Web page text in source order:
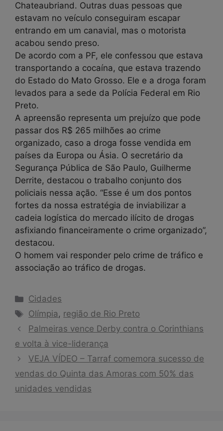
Chateaubriand. Outras duas pessoas que
estavam no veículo conseguiram escapar
entrando em um canavial, mas o motorista
acabou sendo preso.
De acordo com a PF, ele confessou que estava
transportando a cocaína, que estava trazendo
do Estado do Mato Grosso. Ele e a droga foram
levados para a sede da Polícia Federal em Rio
Preto.
A apreensão representa um prejuízo que pode
passar dos R$ 265 milhões ao crime
organizado, caso a droga fosse vendida em
países da Europa ou Ásia. O secretário da
Segurança Pública de São Paulo, Guilherme
Derrite, destacou o trabalho conjunto dos
policiais nessa ação. “Esse é um dos pontos
fortes da nossa estratégia de inviabilizar a
cadeia logística do mercado ilícito de drogas
asfixiando financeiramente o crime organizado”,
destacou.
O homem vai responder pelo crime de tráfico e
associação ao tráfico de drogas.
Categorias
Cidades
Tags
Olímpia , região de Rio Preto
Palmeiras vence Derby contra o Corinthians
e volta à vice-liderança
VEJA VÍDEO – Tarraf comemora sucesso de
vendas do Quinta das Amoras com 50% das
unidades vendidas